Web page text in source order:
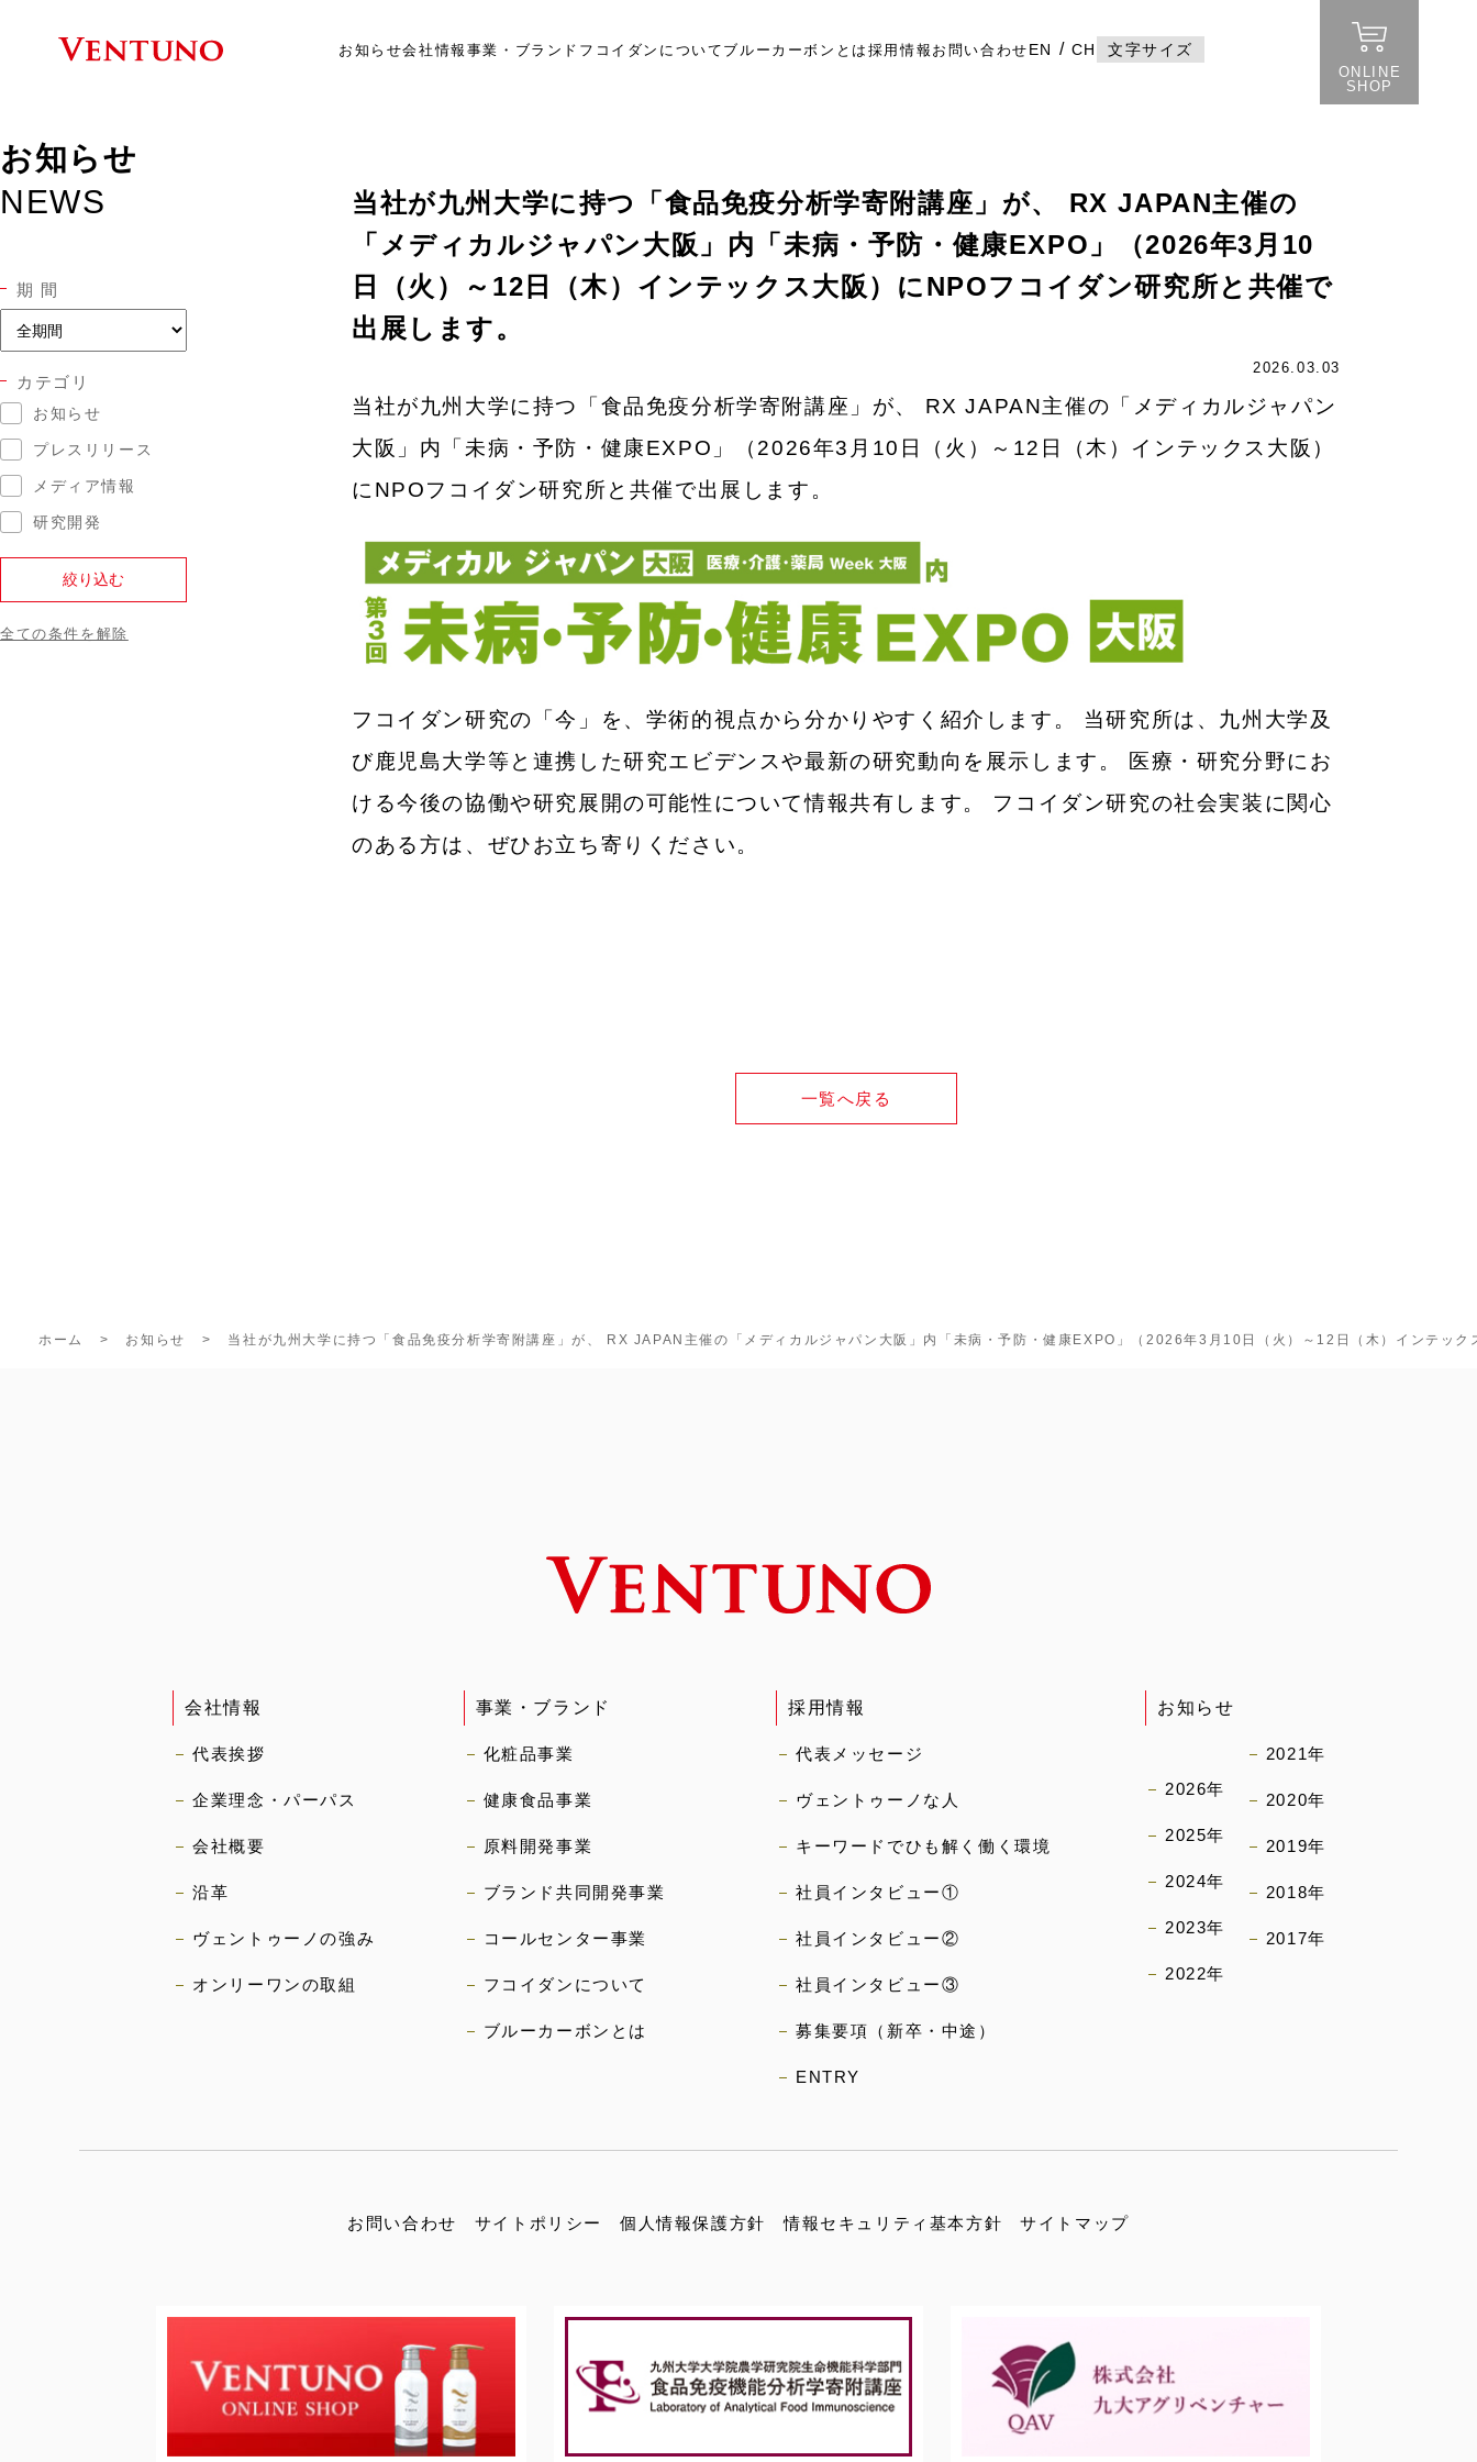
お知らせ会社情報 事業・ブランド フコイダンについて ブルーカーボンとは 採用情報 お問い合わせ EN / CH 文字サイズ
ONLINE
SHOP
当社が九州大学に持つ「食品免疫分析学寄附講座」が、 RX JAPAN主催の
「メディカルジャパン大阪」内「未病・予防・健康EXPO」（2026年3月10
日（火）～12日（木）インテックス大阪）にNPOフコイダン研究所と共催で
出展します。
2026.03.03
当社が九州大学に持つ「食品免疫分析学寄附講座」が、 RX JAPAN主催の「メディカルジャパン
大阪」内「未病・予防・健康EXPO」（2026年3月10日（火）～12日（木）インテックス大阪）
にNPOフコイダン研究所と共催で出展します。
フコイダン研究の「今」を、学術的視点から分かりやすく紹介します。 当研究所は、九州大学及
び鹿児島大学等と連携した研究エビデンスや最新の研究動向を展示します。 医療・研究分野にお
ける今後の協働や研究展開の可能性について情報共有します。 フコイダン研究の社会実装に関心
のある方は、ぜひお立ち寄りください。
一覧へ戻る
お知らせ
NEWS
期 間
カテゴリ
お知らせ
プレスリリース
メディア情報
研究開発
全ての条件を解除
ホーム お知らせ 当社が九州大学に持つ「食品免疫分析学寄附講座」が、 RX JAPAN主催の「メディカルジャパン大阪」内「未病・予防・健康EXPO」（2026年3月10日（火）～12日（木）インテッ
会社情報
代表挨拶
企業理念・パーパス
会社概要
沿革
ヴェントゥーノの強み
オンリーワンの取組
事業・ブランド
化粧品事業
健康食品事業
原料開発事業
ブランド共同開発事業
コールセンター事業
フコイダンについて
ブルーカーボンとは
採用情報
代表メッセージ
ヴェントゥーノな人
キーワードでひも解く働く環境
社員インタビュー①
社員インタビュー②
社員インタビュー③
募集要項（新卒・中途）
ENTRY
お知らせ
2026年
2025年
2024年
2023年
2022年
2021年
2020年
2019年
2018年
2017年
お問い合わせ サイトポリシー 個人情報保護方針 情報セキュリティ基本方針 サイトマップ